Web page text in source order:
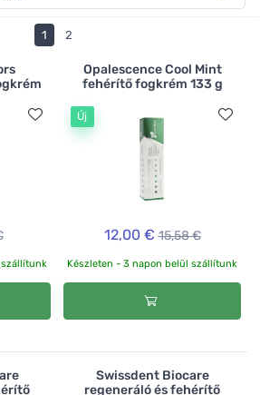
fogkrémeket , amelyek
vagy a Lamazuna szilárd
kiegészítheted szájvízzel
és xilites vagy mentás és
1 2
szállítunk
Opalescence Cool Mint
fehérítő fogkrém 133 g
Új
12,00 € 15,58 €
Készleten - 3 napon belül szállítunk
Swissdent Biocare
regeneráló és fehérítő